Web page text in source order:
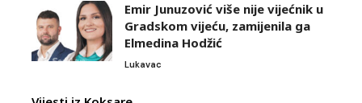
Emir Junuzović više nije vijećnik u
Gradskom vijeću, zamijenila ga
Elmedina Hodžić
Lukavac